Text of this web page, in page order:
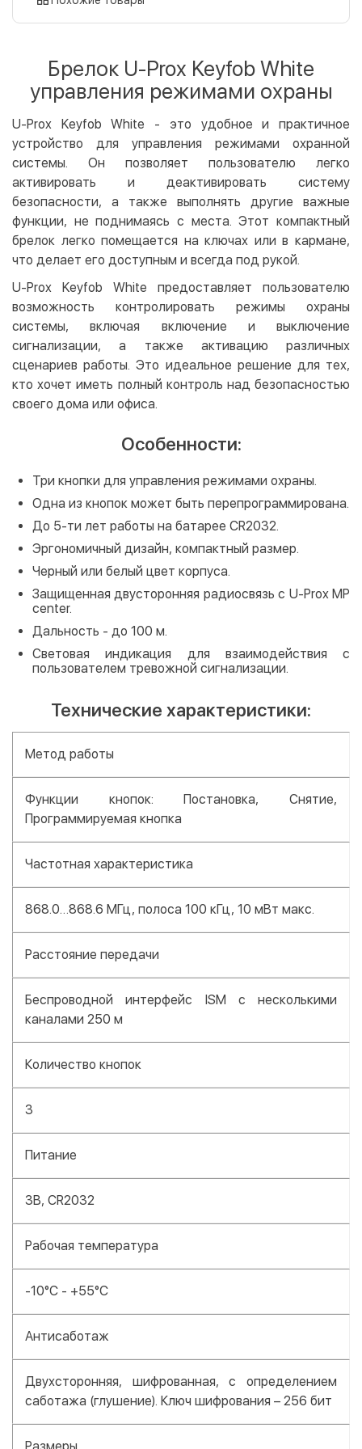
LiqPay
Apple Pay
Google Pay
Безналичный расчет
Оплата на карту юр.лица
Оплата на счет юр.лица
Бесплатно
Кредит
Мгновенная рассрочка (Приватбанк)
Покупка частями (Монобанк)
Брелок U-Prox Keyfob White
управления режимами охраны
U-Prox Keyfob White - это удобное и практичное
устройство для управления режимами охранной
системы. Он позволяет пользователю легко
активировать и деактивировать систему
безопасности, а также выполнять другие важные
функции, не поднимаясь с места. Этот компактный
брелок легко помещается на ключах или в кармане,
что делает его доступным и всегда под рукой.
U-Prox Keyfob White предоставляет пользователю
возможность контролировать режимы охраны
системы, включая включение и выключение
сигнализации, а также активацию различных
сценариев работы. Это идеальное решение для тех,
кто хочет иметь полный контроль над безопасностью
своего дома или офиса.
Особенности:
Три кнопки для управления режимами охраны.
Одна из кнопок может быть перепрограммирована.
До 5-ти лет работы на батарее CR2032.
Эргономичный дизайн, компактный размер.
Черный или белый цвет корпуса.
Защищенная двусторонняя радиосвязь с U-Prox MP
center.
Дальность - до 100 м.
Световая индикация для взаимодействия с
пользователем тревожной сигнализации.
Технические характеристики:
Метод работы
Функции кнопок: Постановка, Снятие,
Программируемая кнопка
Частотная характеристика
868.0…868.6 МГц, полоса 100 кГц, 10 мВт макс.
Расстояние передачи
Беспроводной интерфейс ISM с несколькими
каналами 250 м
Количество кнопок
3
Питание
3В, CR2032
Рабочая температура
-10°C - +55°C
Антисаботаж
Двухсторонняя, шифрованная, с определением
саботажа (глушение). Ключ шифрования – 256 бит